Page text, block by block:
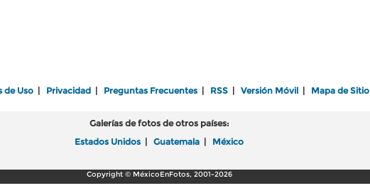
de Uso Privacidad Preguntas Frecuentes RSS Versión Móvil Mapa de Sitio
Galerías de fotos de otros países:
Estados Unidos
Guatemala México
Copyright © MéxicoEnFotos, 2001-2026